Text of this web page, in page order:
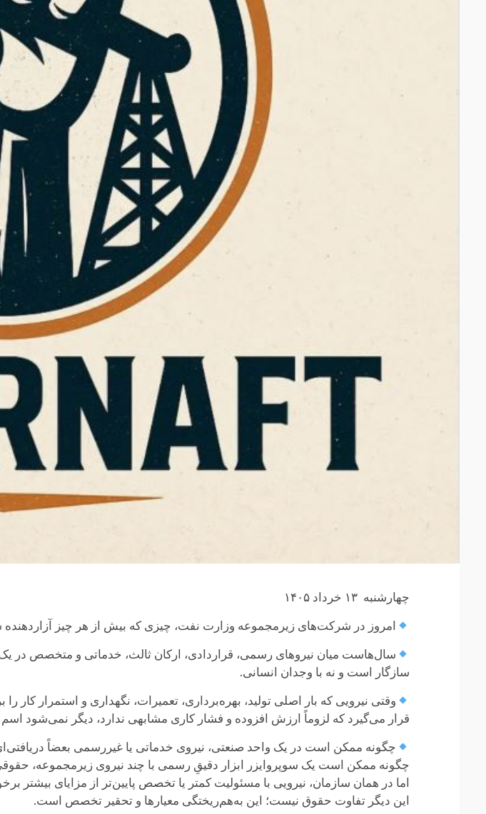
چهارشنبه ۱۳ خرداد ۱۴۰۵
امروز در شرکت‌های زیرمجموعه وزارت نفت، چیزی که بیش از هر چیز
سال‌هاست میان نیروهای رسمی، قراردادی، ارکان ثالث، خدماتی و متخصص در
سازگار است و نه با وجدان انسانی.
وقتی نیرویی که بار اصلی تولید، بهره‌برداری، تعمیرات، نگهداری و استمرار
قرار می‌گیرد که لزوماً ارزش افزوده و فشار کاری مشابهی ندارد، دیگر نمی‌شود
چگونه ممکن است در یک واحد صنعتی، نیروی خدماتی یا غیررسمی بعضاً
چگونه ممکن است یک سوپروایزر ابزار دقیقِ رسمی با چند نیروی زیرمجموعه،
اما در همان سازمان، نیرویی با مسئولیت کمتر یا تخصص پایین‌تر از مزایای بیشتر
این دیگر تفاوت حقوق نیست؛ این به‌هم‌ریختگی معیارها و تحقیر تخصص است.